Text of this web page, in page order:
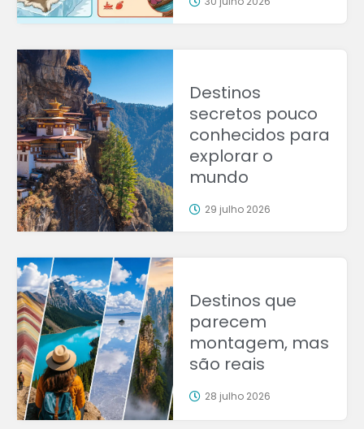
Destinos
secretos pouco
conhecidos para
explorar o
mundo
29 julho 2026
Destinos que
parecem
montagem, mas
são reais
28 julho 2026